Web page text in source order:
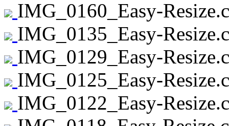
IMG_0160_Easy-
IMG_0135_Easy-
IMG_0129_Easy-
IMG_0125_Easy-
IMG_0122_Easy-